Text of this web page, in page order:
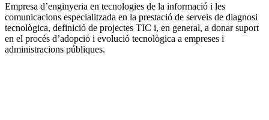
​Empresa d’enginyeria en tecnologies de la informació i les
comunicacions especialitzada en la prestació de serveis de diagnosi
tecnològica, definició de projectes TIC i, en general, a donar suport
en el procés d’adopció i evolució tecnològica a empreses i
administracions públiques.